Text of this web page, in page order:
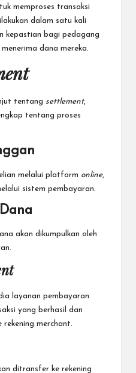
memproses transaksi
dalam satu kali
kepastian bagi pedagang
dana mereka.
tentang settlement,
tentang proses
melalui platform online,
sistem pembayaran.
akan dikumpulkan oleh
layanan pembayaran
yang berhasil dan
merchant.
ditransfer ke rekening